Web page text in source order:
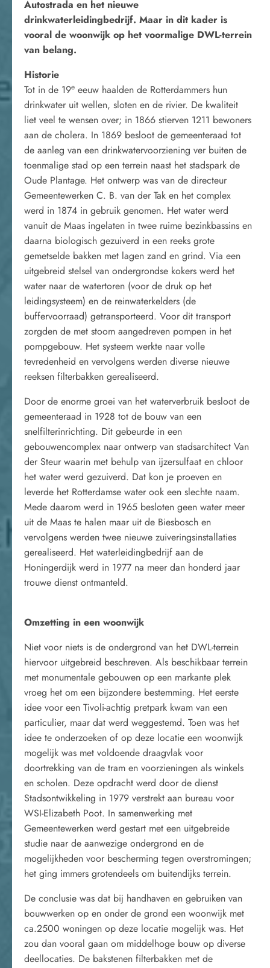
Autostrada en het nieuwe
drinkwaterleidingbedrijf. Maar in dit kader is
vooral de woonwijk op het voormalige DWL-terrein
van belang.
Historie
Tot in de 19e eeuw haalden de Rotterdammers hun
drinkwater uit wellen, sloten en de rivier. De kwaliteit
liet veel te wensen over; in 1866 stierven 1211 bewoners
aan de cholera. In 1869 besloot de gemeenteraad tot
de aanleg van een drinkwatervoorziening ver buiten de
toenmalige stad op een terrein naast het stadspark de
Oude Plantage. Het ontwerp was van de directeur
Gemeentewerken C. B. van der Tak en het complex
werd in 1874 in gebruik genomen. Het water werd
vanuit de Maas ingelaten in twee ruime bezinkbassins en
daarna biologisch gezuiverd in een reeks grote
gemetselde bakken met lagen zand en grind. Via een
uitgebreid stelsel van ondergrondse kokers werd het
water naar de watertoren (voor de druk op het
leidingsysteem) en de reinwaterkelders (de
buffervoorraad) getransporteerd. Voor dit transport
zorgden de met stoom aangedreven pompen in het
pompgebouw. Het systeem werkte naar volle
tevredenheid en vervolgens werden diverse nieuwe
reeksen filterbakken gerealiseerd.
Door de enorme groei van het waterverbruik besloot de
gemeenteraad in 1928 tot de bouw van een
snelfilterinrichting. Dit gebeurde in een
gebouwencomplex naar ontwerp van stadsarchitect Van
der Steur waarin met behulp van ijzersulfaat en chloor
het water werd gezuiverd. Dat kon je proeven en
leverde het Rotterdamse water ook een slechte naam.
Mede daarom werd in 1965 besloten geen water meer
uit de Maas te halen maar uit de Biesbosch en
vervolgens werden twee nieuwe zuiveringsinstallaties
gerealiseerd. Het waterleidingbedrijf aan de
Honingerdijk werd in 1977 na meer dan honderd jaar
trouwe dienst ontmanteld.
Omzetting in een woonwijk
Niet voor niets is de ondergrond van het DWL-terrein
hiervoor uitgebreid beschreven. Als beschikbaar terrein
met monumentale gebouwen op een markante plek
vroeg het om een bijzondere bestemming. Het eerste
idee voor een Tivoli-achtig pretpark kwam van een
particulier, maar dat werd weggestemd. Toen was het
idee te onderzoeken of op deze locatie een woonwijk
mogelijk was met voldoende draagvlak voor
doortrekking van de tram en voorzieningen als winkels
en scholen. Deze opdracht werd door de dienst
Stadsontwikkeling in 1979 verstrekt aan bureau voor
WSI-Elizabeth Poot. In samenwerking met
Gemeentewerken werd gestart met een uitgebreide
studie naar de aanwezige ondergrond en de
mogelijkheden voor bescherming tegen overstromingen;
het ging immers grotendeels om buitendijks terrein.
De conclusie was dat bij handhaven en gebruiken van
bouwwerken op en onder de grond een woonwijk met
ca.2500 woningen op deze locatie mogelijk was. Het
zou dan vooral gaan om middelhoge bouw op diverse
deellocaties. De bakstenen filterbakken met de